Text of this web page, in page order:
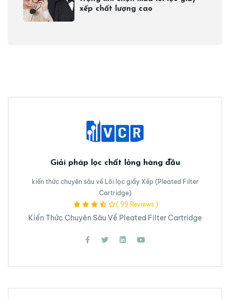
xếp chất lượng cao
Giải pháp lọc chất lỏng hàng đầu
kiến thức chuyên sâu về Lõi lọc giấy Xếp (Pleated Filter
Cartridge)
( 99 Reviews )
Kiến Thức Chuyên Sâu Về Pleated Filter Cartridge